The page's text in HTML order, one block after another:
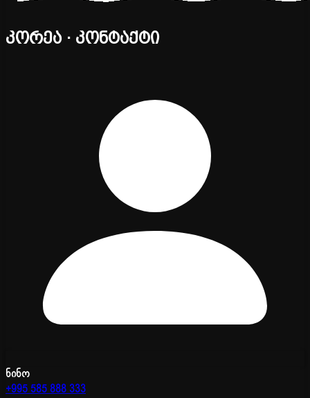
კორეა · კონტაქტი
ნინო
+995 585 888 333